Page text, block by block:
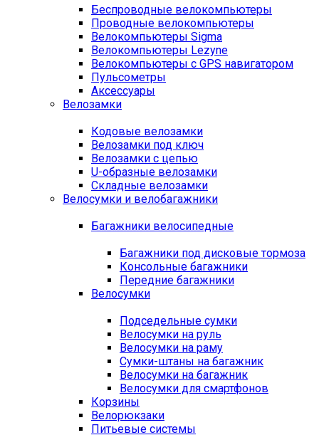
Беспроводные велокомпьютеры
Проводные велокомпьютеры
Велокомпьютеры Sigma
Велокомпьютеры Lezyne
Велокомпьютеры с GPS навигатором
Пульсометры
Аксессуары
Велозамки
Кодовые велозамки
Велозамки под ключ
Велозамки с цепью
U-образные велозамки
Складные велозамки
Велосумки и велобагажники
Багажники велосипедные
Багажники под дисковые тормоза
Консольные багажники
Передние багажники
Велосумки
Подседельные сумки
Велосумки на руль
Велосумки на раму
Сумки-штаны на багажник
Велосумки на багажник
Велосумки для смартфонов
Корзины
Велорюкзаки
Питьевые системы